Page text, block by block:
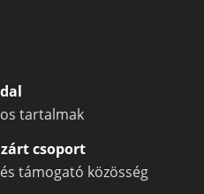
tartalmak
csoport
támogató közösség